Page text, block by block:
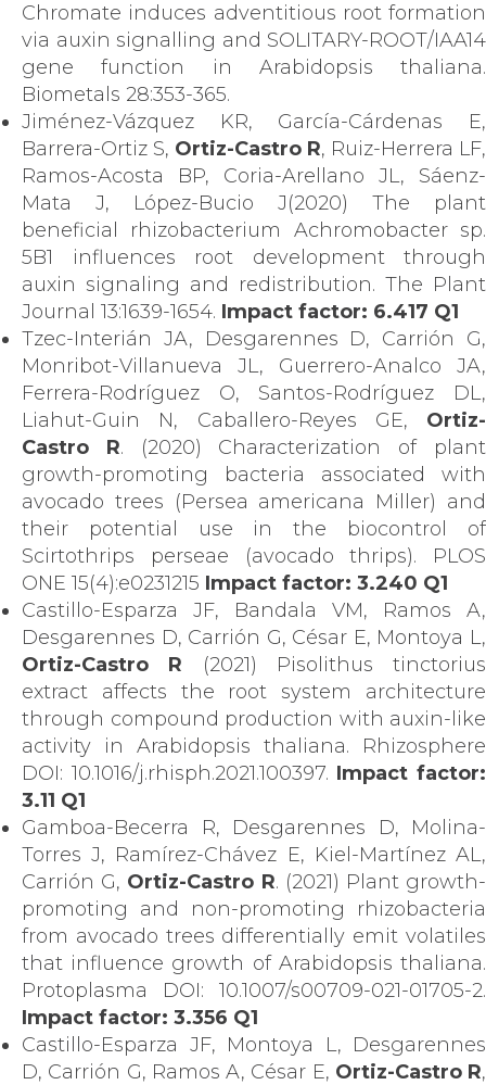
Chromate induces adventitious root formation
via auxin signalling and SOLITARY-ROOT/IAA14
gene function in Arabidopsis thaliana.
Biometals 28:353-365.
Jiménez-Vázquez KR, García-Cárdenas E,
Barrera-Ortiz S, Ortiz-Castro R, Ruiz-Herrera LF,
Ramos-Acosta BP, Coria-Arellano JL, Sáenz-
Mata J, López-Bucio J(2020) The plant
beneficial rhizobacterium Achromobacter sp.
5B1 influences root development through
auxin signaling and redistribution. The Plant
Journal 13:1639-1654. Impact factor: 6.417 Q1
Tzec-Interián JA, Desgarennes D, Carrión G,
Monribot-Villanueva JL, Guerrero-Analco JA,
Ferrera-Rodríguez O, Santos-Rodríguez DL,
Liahut-Guin N, Caballero-Reyes GE, Ortiz-
Castro R. (2020) Characterization of plant
growth-promoting bacteria associated with
avocado trees (Persea americana Miller) and
their potential use in the biocontrol of
Scirtothrips perseae (avocado thrips). PLOS
ONE 15(4):e0231215 Impact factor: 3.240 Q1
Castillo-Esparza JF, Bandala VM, Ramos A,
Desgarennes D, Carrión G, César E, Montoya L,
Ortiz-Castro R (2021) Pisolithus tinctorius
extract affects the root system architecture
through compound production with auxin-like
activity in Arabidopsis thaliana. Rhizosphere
DOI: 10.1016/j.rhisph.2021.100397. Impact factor:
3.11 Q1
Gamboa-Becerra R, Desgarennes D, Molina-
Torres J, Ramírez-Chávez E, Kiel-Martínez AL,
Carrión G, Ortiz-Castro R. (2021) Plant growth-
promoting and non-promoting rhizobacteria
from avocado trees differentially emit volatiles
that influence growth of Arabidopsis thaliana.
Protoplasma DOI: 10.1007/s00709-021-01705-2.
Impact factor: 3.356 Q1
Castillo-Esparza JF, Montoya L, Desgarennes
D, Carrión G, Ramos A, César E, Ortiz-Castro R,